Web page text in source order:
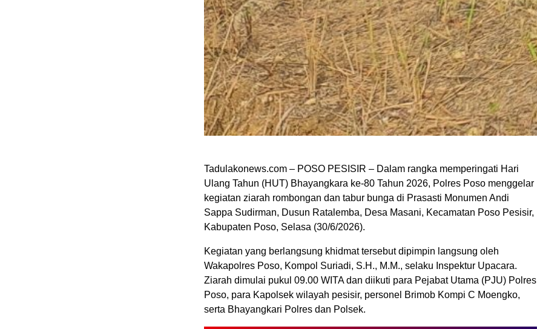
Tadulakonews.com – POSO PESISIR – Dalam rangka memperingati Hari
Ulang Tahun (HUT) Bhayangkara ke-80 Tahun 2026, Polres Poso menggelar
kegiatan ziarah rombongan dan tabur bunga di Prasasti Monumen Andi
Sappa Sudirman, Dusun Ratalemba, Desa Masani, Kecamatan Poso Pesisir,
Kabupaten Poso, Selasa (30/6/2026).
Kegiatan yang berlangsung khidmat tersebut dipimpin langsung oleh
Wakapolres Poso, Kompol Suriadi, S.H., M.M., selaku Inspektur Upacara.
Ziarah dimulai pukul 09.00 WITA dan diikuti para Pejabat Utama (PJU) Polres
Poso, para Kapolsek wilayah pesisir, personel Brimob Kompi C Moengko,
serta Bhayangkari Polres dan Polsek.